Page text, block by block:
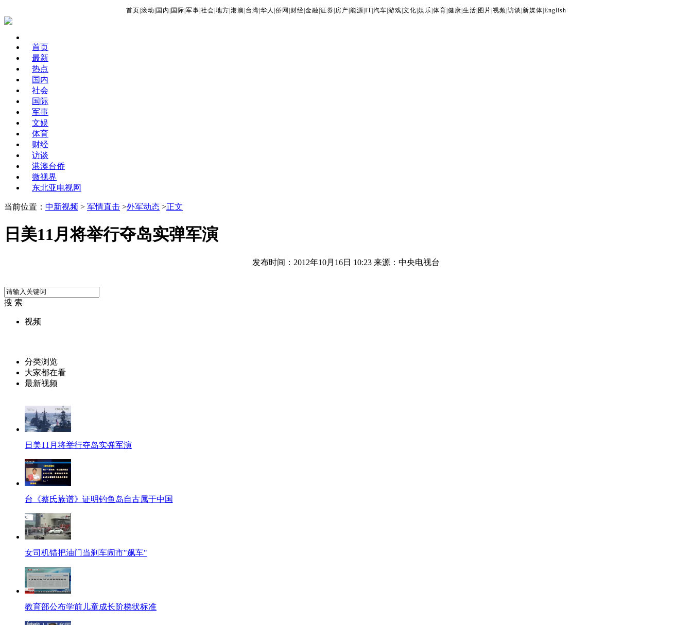
首页 滚动 国内 国际 军事 社会 地方 港澳 台湾 华人 侨网 财经 金融 证券 房产 能源 IT| 汽车 游戏 文化 娱乐 体育 健康 生活 图片 视频 访谈 新媒体 English
首页
最新
热点
国内
社会
国际
军事
文娱
体育
财经
访谈
港澳台侨
微视界
东北亚电视网
当前位置： 中新视频 > 军情直击 >外军动态 >正文
日美11月将举行夺岛实弹军演
发布时间：2012年10月16日 10:23 来源：中央电视台
搜 索
视频
分类浏览
大家都在看
最新视频
日美11月将举行夺岛实弹军演
台《蔡氏族谱》证明钓鱼岛自古属于中国
女司机错把油门当刹车闹市"飙车"
教育部公布学前儿童成长阶梯状标准